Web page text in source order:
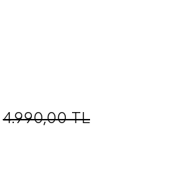
4.990,00TL